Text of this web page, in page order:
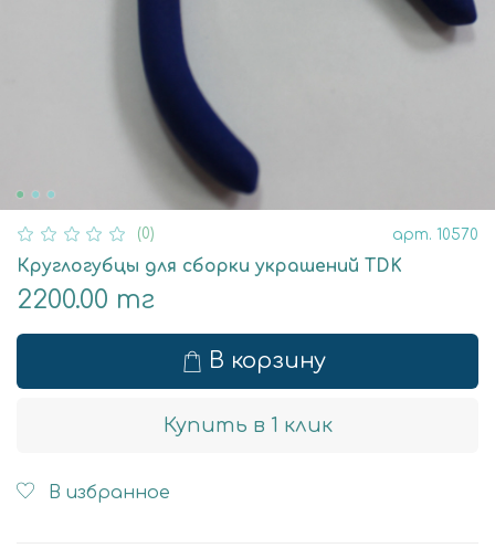
(0) арт. 10570
Круглогубцы для сборки украшений TDK
2200.00 тг
В корзину
Купить в 1 клик
В избранное